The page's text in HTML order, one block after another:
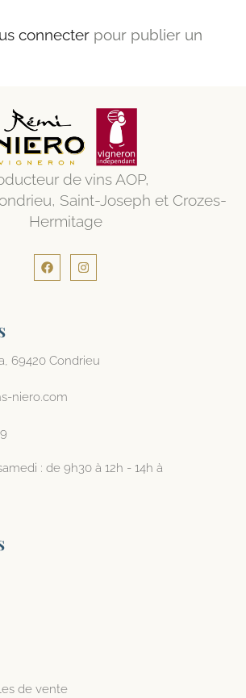
connecter pour publier un
de vins AOP,
Saint-Joseph et Crozes-
Hermitage
69420 Condrieu
niero.com
: de 9h30 à 12h - 14h à
de vente